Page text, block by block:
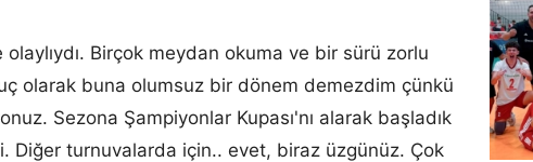
Birçok meydan okuma ve bir sürü zorlu
olarak buna olumsuz bir dönem demezdim çünkü
Sezona Şampiyonlar Kupası'nı alarak başladık
Diğer turnuvalarda için.. evet, biraz üzgünüz. Çok